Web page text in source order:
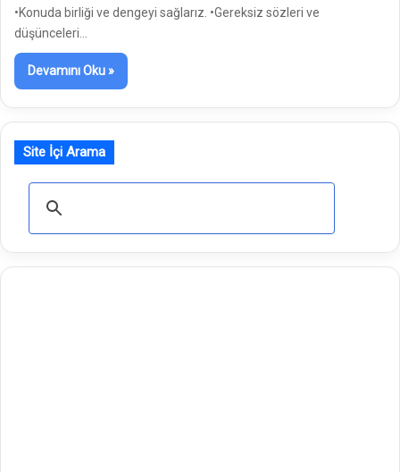
•Konuda birliği ve dengeyi sağlarız. •Gereksiz sözleri ve
düşünceleri…
Devamını Oku »
Site İçi Arama